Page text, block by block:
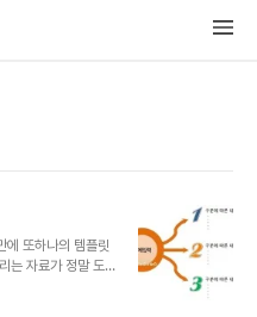
에 또하나의 템플릿
는 자료가 정말 도움
인해 보면 그 수치